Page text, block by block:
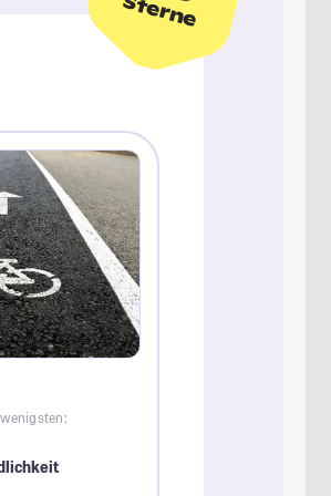
Sterne